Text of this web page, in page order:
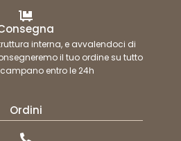
interna, e avvalendoci di
il tuo ordine su tutto
entro le 24h
Ordini